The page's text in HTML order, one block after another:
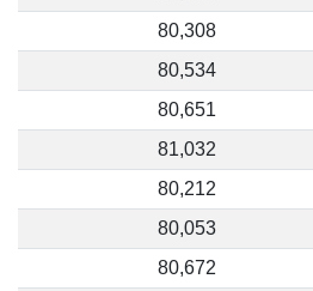
80,308
80,534
80,651
81,032
80,212
80,053
80,672